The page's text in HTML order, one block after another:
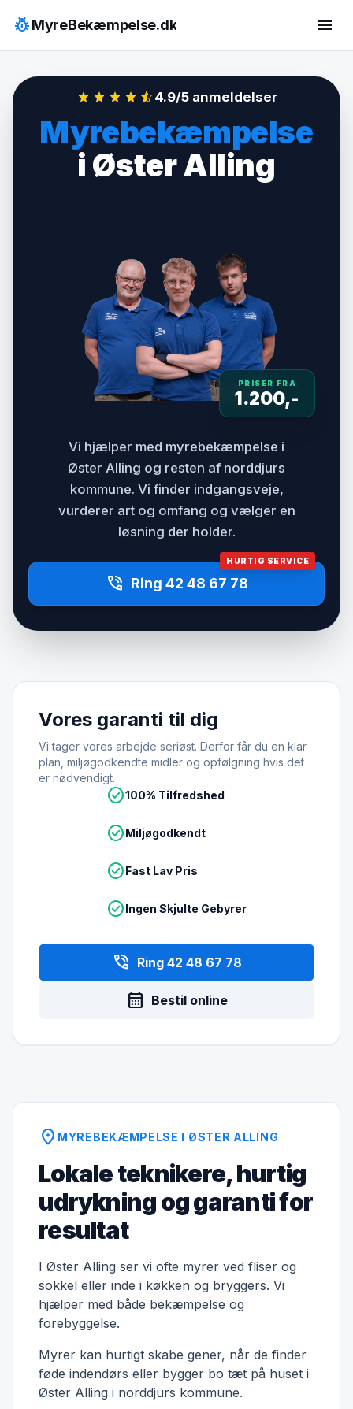
indhold
pest_controlMyreBekæmpelse.dk menu
4.9/5 anmeldelser
Myrebekæmpelse
i Øster Alling
PRISER FRA
1.200,-
Vi hjælper med myrebekæmpelse i
Øster Alling og resten af norddjurs
kommune. Vi finder indgangsveje,
vurderer art og omfang og vælger en
løsning der holder.
HURTIG SERVICE
phone_in_talk Ring 42 48 67 78
Vores garanti til dig
Vi tager vores arbejde seriøst. Derfor får du en klar
plan, miljøgodkendte midler og opfølgning hvis det
er nødvendigt.
check_circle100% Tilfredshed
check_circleMiljøgodkendt
check_circleFast Lav Pris
check_circleIngen Skjulte Gebyrer
phone_in_talk Ring 42 48 67 78
calendar_month Bestil online
location_on MYREBEKÆMPELSE I ØSTER ALLING
Lokale teknikere, hurtig
udrykning og garanti for
resultat
I Øster Alling ser vi ofte myrer ved fliser og
sokkel eller inde i køkken og bryggers. Vi
hjælper med både bekæmpelse og
forebyggelse.
Myrer kan hurtigt skabe gener, når de finder
føde indendørs eller bygger bo tæt på huset i
Øster Alling i norddjurs kommune.